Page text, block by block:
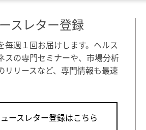
スレター登録
毎週１回お届けします。ヘルス
スの専門セミナーや、市場分析
リリースなど、専門情報も最速
ースレター登録はこちら